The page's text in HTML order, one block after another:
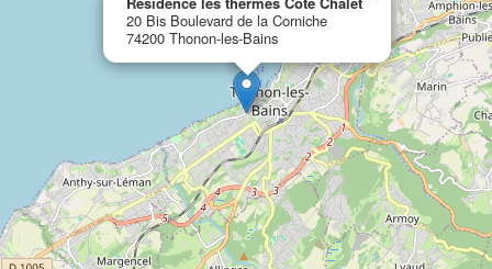
20 Bis Boulevard de la Corniche
74200 Thonon-les-Bains